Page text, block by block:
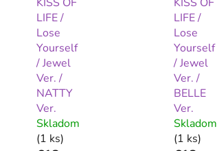
LIFE /
Lose
Yourself
/ Jewel
Ver. /
NATTY
Ver.
Skladom
(1 ks)
LIFE /
Lose
Yourself
/ Jewel
Ver. /
BELLE
Ver.
Skladom
(1 ks)